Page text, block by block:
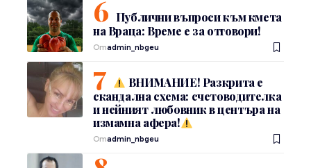
Публични въпроси към кмета
на Враца: Време е за отговори!
Отadmin_nbgeu
ВНИМАНИЕ! Разкрита е
скандална схема: счетоводителка
и нейният любовник в центъра на
измамна афера!
Отadmin_nbgeu